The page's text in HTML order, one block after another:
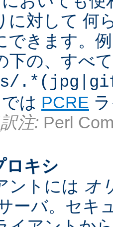
に対して 何
できます。
下の、すべ
は PCRE
訳注: Perl
ロキシ
ントには オ
ーバ。セキ